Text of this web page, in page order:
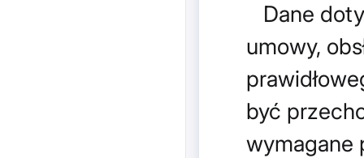
Dane
umowy,
być
wymagane